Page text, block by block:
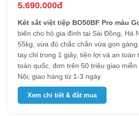
5.690.000đ
Két sắt việt tiệp BO50BF Pro màu
biến cho hộ gia đình tại Sài Đồng, Hà
55kg, vừa đủ chắc chắn vừa gọn
tay chỉ trong 1 giây, tiện lợi và an toàn
toàn quốc, đơn trên 50 triệu giao
Nội, giao hàng từ 1-3 ngày.
Xem chi tiết & đặt mua